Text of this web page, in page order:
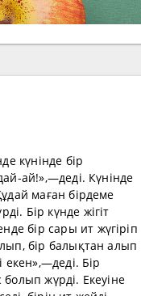
күнінде бір
ай!»,—деді. Күнінде
маған бірдеме
Бір күнде жігіт
бір сары ит жүгіріп
бір балықтан алып
екен»,—деді. Бір
жүрді. Екеуіне